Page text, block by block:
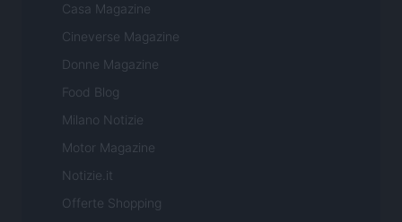
Casa Magazine
Cineverse Magazine
Donne Magazine
Food Blog
Milano Notizie
Motor Magazine
Notizie.it
Offerte Shopping